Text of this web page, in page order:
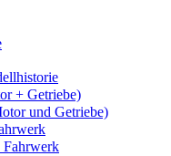
+ Getriebe)
und Getriebe)